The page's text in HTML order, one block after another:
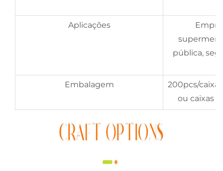
Aplicações
pública,
Embalagem
200pcs/
ou caixas